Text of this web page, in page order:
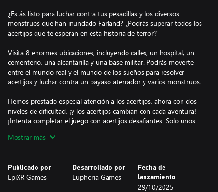
¿Estás listo para luchar contra tus pesadillas y los diversos
monstruos que han inundado Farland? ¿Podrás superar todos los
acertijos que te esperan en esta historia de terror?
Visita 8 enormes ubicaciones, incluyendo calles, un hospital, un
cementerio, una alcantarilla y una base militar. Podrás moverte
entre el mundo real y el mundo de los sueños para resolver
acertijos y luchar contra un payaso aterrador y varios monstruos.
Hemos prestado especial atención a los acertijos, ahora con dos
niveles de dificultad, ¡y los acertijos cambian con cada aventura!
¡Intenta completar el juego con acertijos desafiantes! Solo unos
decisiones y acciones. ¿Podrás desbloquear todos los finales de
este thriller?
Mostrar más
Publicado por
EpiXR Games
Desarrollado por
Euphoria Games
Fecha de
lanzamiento
29/10/2025